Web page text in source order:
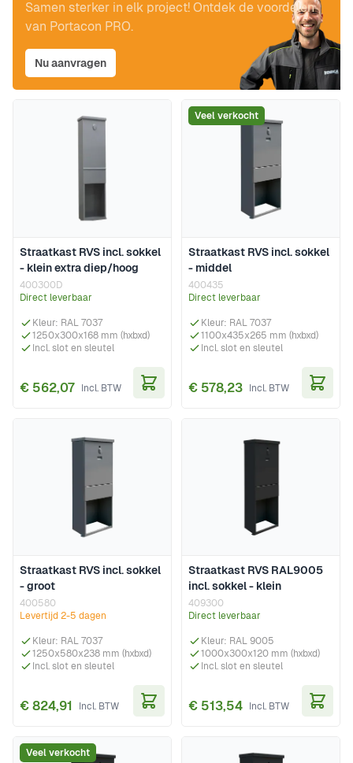
Straatkast RVS incl. sokkel
- klein extra diep/hoog
400300D
Direct leverbaar
Kleur: RAL 7037
1250x300x168 mm (hxbxd)
Incl. slot en sleutel
€ 562,07
Straatkast RVS incl. sokkel
- middel
400435
Direct leverbaar
Kleur: RAL 7037
1100x435x265 mm (hxbxd)
Incl. slot en sleutel
€ 578,23
Veel verkocht
Straatkast RVS incl. sokkel
- groot
400580
Levertijd 2-5 dagen
Kleur: RAL 7037
1250x580x238 mm (hxbxd)
Incl. slot en sleutel
€ 824,91
Straatkast RVS RAL9005
incl. sokkel - klein
409300
Direct leverbaar
Kleur: RAL 9005
1000x300x120 mm (hxbxd)
Incl. slot en sleutel
€ 513,54
Veel verkocht
Samen sterker in elk project! Ontdek de voordelen
van Portacon PRO.
Nu aanvragen